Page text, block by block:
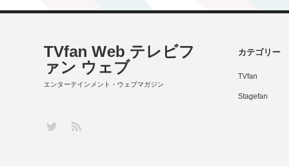
カテゴリー
TVfan
Stagefan
TVfan Web テレビフ
ァン ウェブ
エンターテインメント・ウェブマガジン
Twitter